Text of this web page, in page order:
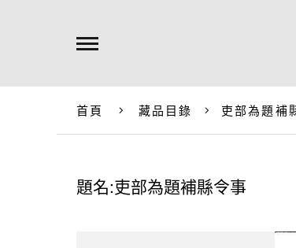
首頁 藏品目錄 吏部為題補
題名:吏部為題補縣令事